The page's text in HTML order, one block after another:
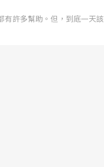
有許多幫助。但，到底一天該